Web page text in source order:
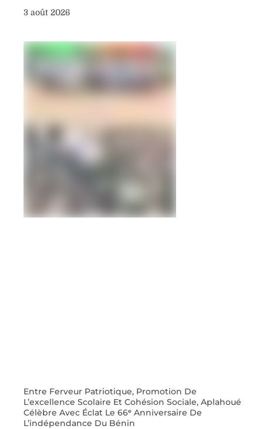
3 août 2026
Entre Ferveur Patriotique, Promotion De
L’excellence Scolaire Et Cohésion Sociale, Aplahoué
Célèbre Avec Éclat Le 66ᵉ Anniversaire De
L’indépendance Du Bénin